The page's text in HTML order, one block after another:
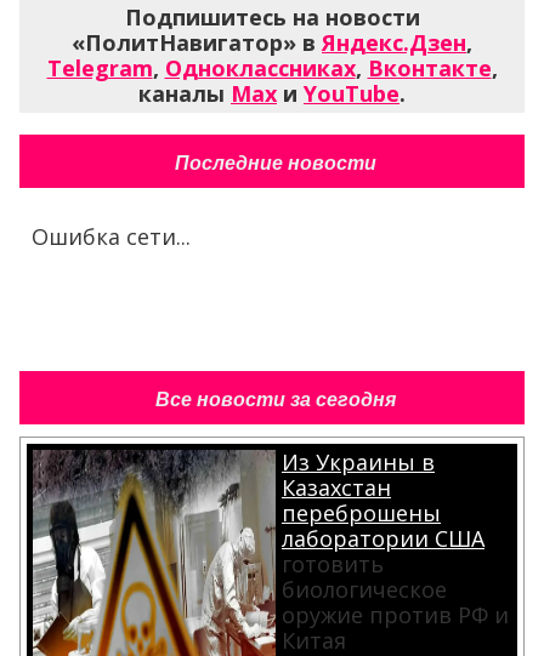
Подпишитесь на новости
«ПолитНавигатор» вЯндекс.Дзен,
Telegram, Одноклассниках, Вконтакте,
каналы Max и YouTube.
Последние новости
Ошибка сети...
Все новости за сегодня
Из Украины в
Казахстан
переброшены
лаборатории США
готовить
биологическое
оружие против РФ и
Китая